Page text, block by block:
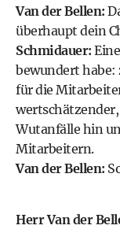
Van der Bellen:
überhaupt dein
Schmidauer:
bewundert
für die
Wutanfälle hin
Mitarbeitern.
Van der Bellen:
Herr Van der